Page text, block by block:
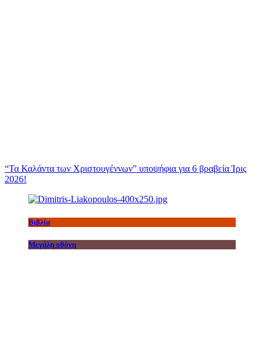
“Τα Καλάντα των Χριστουγέννων” υποψήφια για 6 βραβεία Ίρις
2026!
Βιβλία
Μεγάλη οθόνη